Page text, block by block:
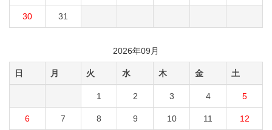
30 31
2026年09月
日 月 火 水 木 金 土
1 2 3 4 5
6 7 8 9 10 11 12